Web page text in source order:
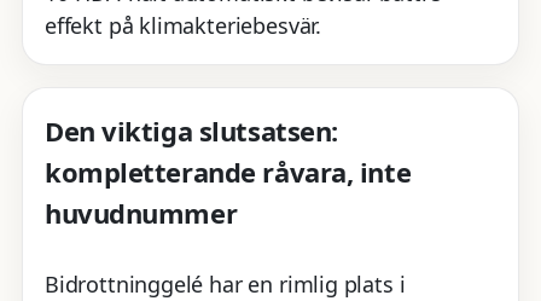
effekt på klimakteriebesvär.
Den viktiga slutsatsen:
kompletterande råvara, inte
huvudnummer
Bidrottninggelé har en rimlig plats i